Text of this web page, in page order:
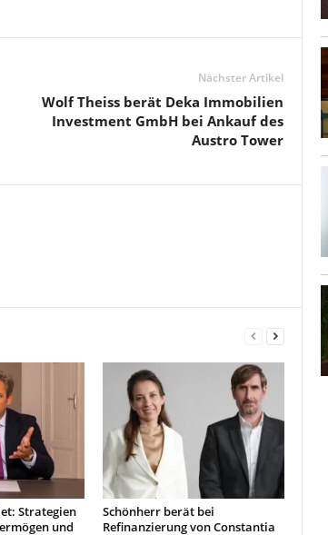
Nächster Artikel
Wolf Theiss berät Deka Immobilien
Investment GmbH bei Ankauf des
Austro Tower
Strategien
und
Schönherr berät bei
Refinanzierung von Constantia